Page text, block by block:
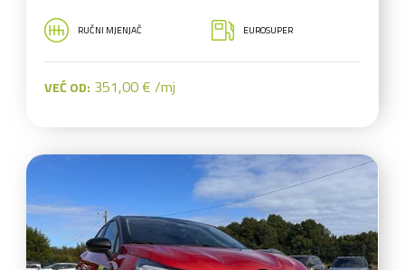
RUČNI MJENJAČ EUROSUPER
VEĆ OD: 351,00 € /mj